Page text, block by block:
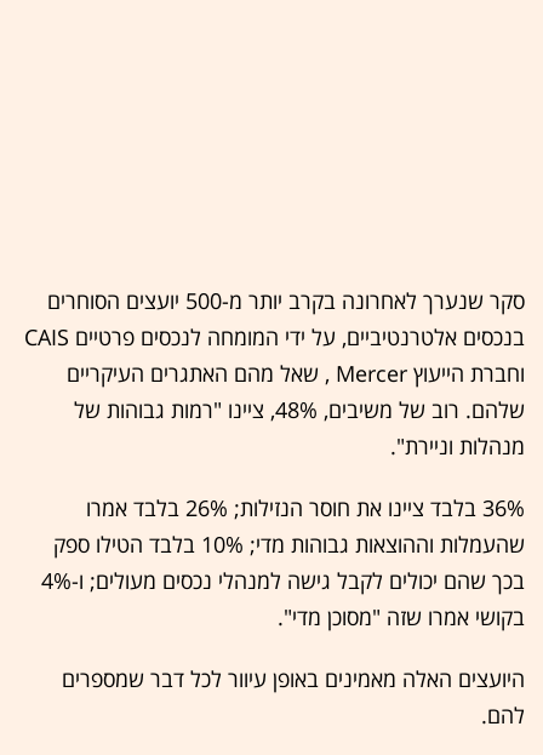
סקר שנערך לאחרונה בקרב יותר מ-500 יועצים הסוחרים
בנכסים אלטרנטיביים, על ידי המומחה לנכסים פרטיים CAIS
וחברת הייעוץ Mercer , שאל מהם האתגרים העיקריים
שלהם. רוב של משיבים, 48%, ציינו "רמות גבוהות של
מנהלות וניירת".
36% בלבד ציינו את חוסר הנזילות; 26% בלבד אמרו
שהעמלות וההוצאות גבוהות מדי; 10% בלבד הטילו ספק
בכך שהם יכולים לקבל גישה למנהלי נכסים מעולים; ו-4%
בקושי אמרו שזה "מסוכן מדי".
היועצים האלה מאמינים באופן עיוור לכל דבר שמספרים
להם.